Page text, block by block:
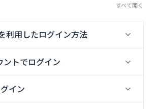
すべて開く
利用したログイン方法
トでログイン
イン